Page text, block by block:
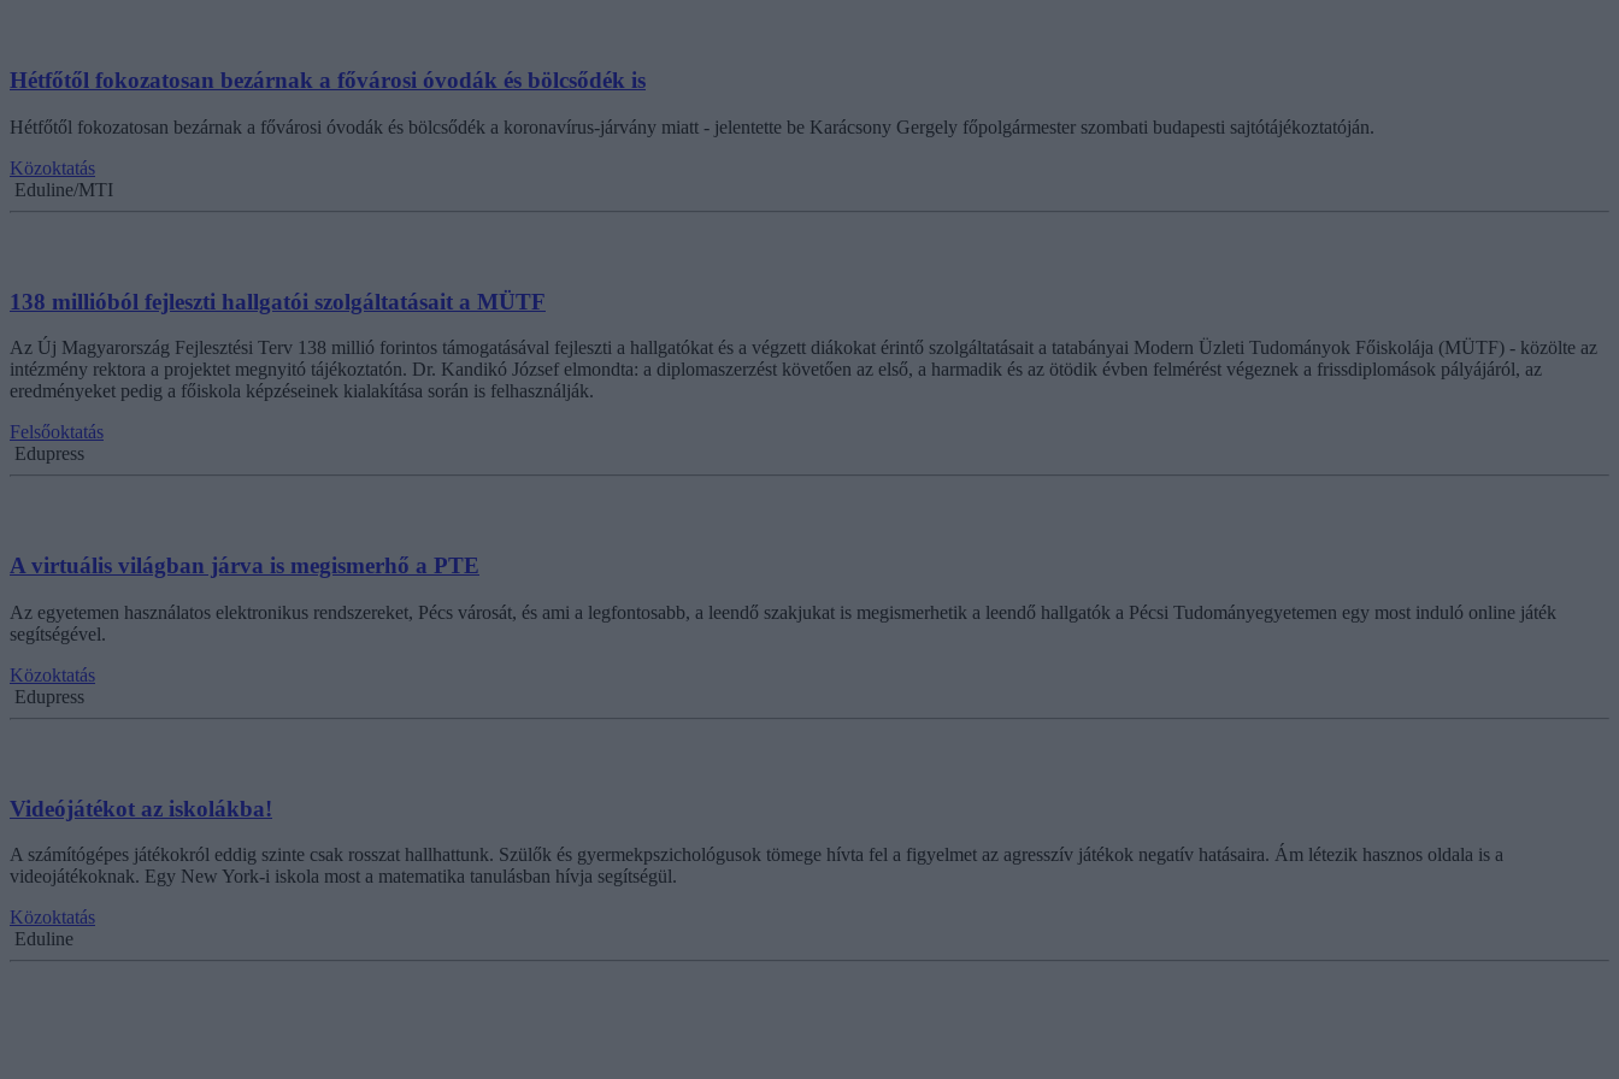
Hétfőtől fokozatosan bezárnak a fővárosi óvodák és bölcsődék is
Hétfőtől fokozatosan bezárnak a fővárosi óvodák és bölcsődék a koronavírus-járvány miatt - jelentette be Karácsony Gergely főpolgármester szombati budapesti sajtótájékoztatóján.
Közoktatás
Eduline/MTI
138 millióból fejleszti hallgatói szolgáltatásait a MÜTF
Az Új Magyarország Fejlesztési Terv 138 millió forintos támogatásával fejleszti a hallgatókat és a végzett diákokat érintő szolgáltatásait a tatabányai Modern Üzleti Tudományok Főiskolája (MÜTF) - közölte az
intézmény rektora a projektet megnyitó tájékoztatón. Dr. Kandikó József elmondta: a diplomaszerzést követően az első, a harmadik és az ötödik évben felmérést végeznek a frissdiplomások pályájáról, az
eredményeket pedig a főiskola képzéseinek kialakítása során is felhasználják.
Felsőoktatás
Edupress
A virtuális világban járva is megismerhő a PTE
Az egyetemen használatos elektronikus rendszereket, Pécs városát, és ami a legfontosabb, a leendő szakjukat is megismerhetik a leendő hallgatók a Pécsi Tudományegyetemen egy most induló online játék
segítségével.
Közoktatás
Edupress
Videójátékot az iskolákba!
A számítógépes játékokról eddig szinte csak rosszat hallhattunk. Szülők és gyermekpszichológusok tömege hívta fel a figyelmet az agresszív játékok negatív hatásaira. Ám létezik hasznos oldala is a
videojátékoknak. Egy New York-i iskola most a matematika tanulásban hívja segítségül.
Közoktatás
Eduline